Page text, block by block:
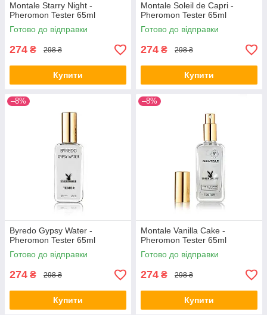
Montale Starry Night -
Pheromon Tester 65ml
Готово до відправки
274 ₴ 298 ₴
Купити
Montale Soleil de Capri -
Pheromon Tester 65ml
Готово до відправки
274 ₴ 298 ₴
Купити
–8%
Byredo Gypsy Water -
Pheromon Tester 65ml
Готово до відправки
274 ₴ 298 ₴
Купити
–8%
Montale Vanilla Cake -
Pheromon Tester 65ml
Готово до відправки
274 ₴ 298 ₴
Купити